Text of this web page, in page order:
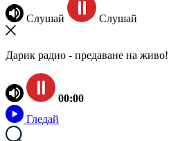
Слушай Слушай
Дарик радио - предаване на живо!
00:00
Гледай